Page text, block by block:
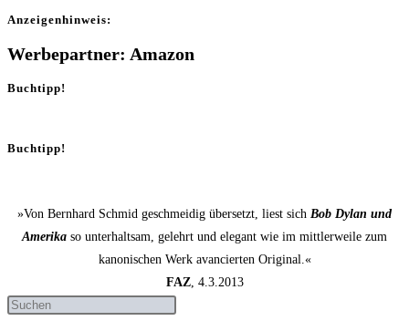
Anzei­gen­hin­weis:
Werbepartner: Amazon
Buchtipp!
Buchtipp!
»Von Bernhard Schmid geschmeidig übersetzt, liest sich Bob Dylan und
Amerika so unterhaltsam, gelehrt und elegant wie im mittlerweile zum
kanonischen Werk avancierten Original.«
FAZ, 4.3.2013